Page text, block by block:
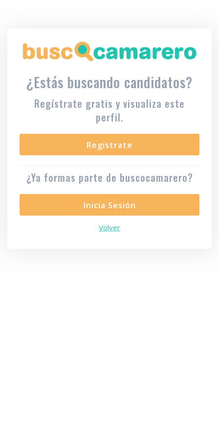
¿Estás buscando candidatos?
Regístrate gratis y visualiza este
perfil.
Regístrate
¿Ya formas parte de buscocamarero?
Inicia Sesión
Volver